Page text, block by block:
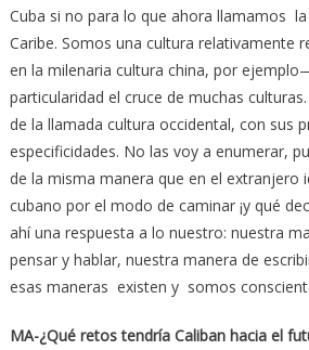
Cuba si no para lo que ahora llamamos
Caribe. Somos una cultura relativamente
en la milenaria cultura china, por
particularidad el cruce de muchas
de la llamada cultura occidental, con sus
especificidades. No las voy a enumerar,
de la misma manera que en el extranjero
cubano por el modo de caminar ¡y qué
ahí una respuesta a lo nuestro: nuestra
pensar y hablar, nuestra manera de
esas maneras existen y somos
MA-¿Qué retos tendría Caliban hacia el